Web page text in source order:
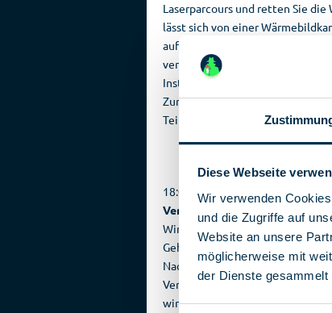
Diese Webseite
Wir verwenden
und die Zugriffe auf
Website an unsere
möglicherweise mit
der Dienste gesammelt
Laserparcours und retten Sie die
lässt sich von einer
aufzeichnen. Ihren Erfolg können
veröffentlichen und auf Facebook
Instagram teilen.
Zur Belohnung gibt es für jeden
Teilnehmer eine Urkunde!
18:00-21:00 Uhr
Verschlüssele deine geheime
Wir begeben uns auf die Spuren
Geheimcodes und lassen euch
Nachrichten verschlüsseln. Von
Verfahren wie der Caesar-Chiffre
wirklich schwierigen Verfahren